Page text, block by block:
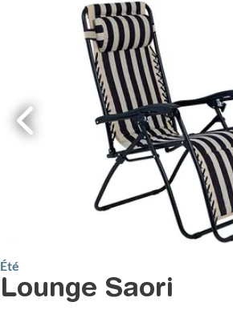
Été
Lounge Saori